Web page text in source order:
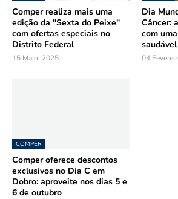
Comper realiza mais uma
edição da "Sexta do Peixe"
com ofertas especiais no
Distrito Federal
15 Maio, 2025
Dia
Câncer:
com
saudável
04
COMPER
Comper oferece descontos
exclusivos no Dia C em
Dobro: aproveite nos dias 5 e
6 de outubro